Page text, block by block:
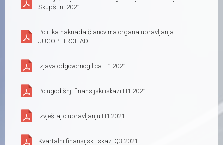
Skupštini 2021
Politika naknada članovima organa upravljanja
JUGOPETROL AD
Izjava odgovornog lica H1 2021
Polugodišnji finansijski iskazi H1 2021
Izvještaj o upravljanju H1 2021
Kvartalni finansijski iskazi Q3 2021